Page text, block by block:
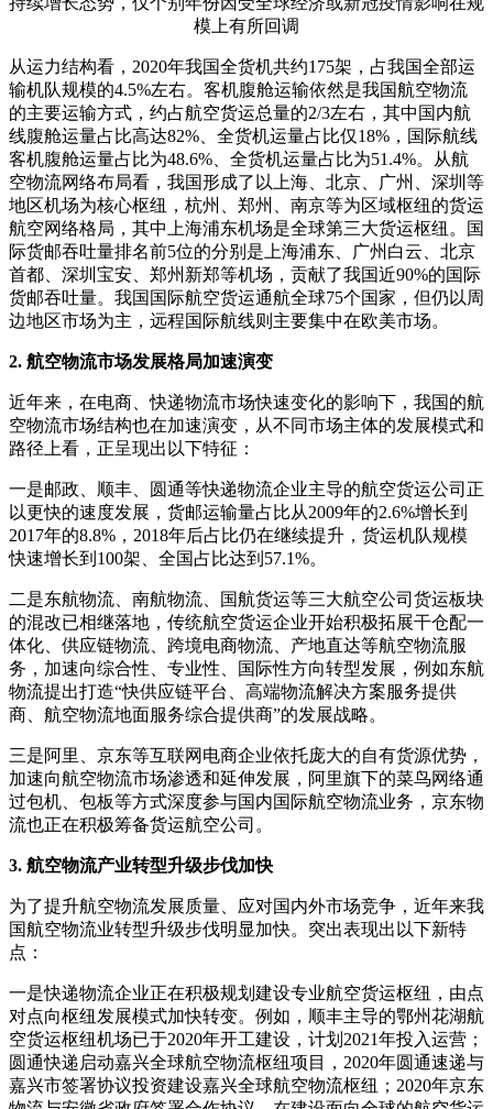
模上有所回调
从运力结构看，2020年我国全货机共约175架，占我国全部运
输机队规模的4.5%左右。 客机腹舱运输依然是我国航空物流
的主要运输方式，约占航空货运总量的2/3左右，其中国内航
线腹舱运量占比高达82%、全货机运量占比仅18%，国际航线
客机腹舱运量占比为48.6%、全货机运量占比为51.4%。
从航
空物流网络布局看，我国形成了以上海、北京、广州、深圳等
地区机场为核心枢纽，杭州、郑州、南京等为区域枢纽的货运
航空网络格局，其中上海浦东机场是全球第三大货运枢纽。
国
际货邮吞吐量排名前5位的分别是上海浦东、广州白云、北京
首都、深圳宝安、郑州新郑等机场，贡献了我国近90%的国际
货邮吞吐量。 我国国际航空货运通航全球75个国家，但仍以周
边地区市场为主，远程国际航线则主要集中在欧美市场。
2. 航空物流市场发展格局加速演变
近年来，在电商、快递物流市场快速变化的影响下，我国的航
空物流市场结构也在加速演变，从不同市场主体的发展模式和
路径上看，正呈现出以下特征：
一是邮政、顺丰、圆通等快递物流企业主导的航空货运公司正
以更快的速度发展，货邮运输量占比从2009年的2.6%增长到
2017年的8.8%，2018年后占比仍在继续提升，货运机队规模
快速增长到100架、全国占比达到57.1%。
二是东航物流、南航物流、国航货运等三大航空公司货运板块
的混改已相继落地，传统航空货运企业开始积极拓展干仓配一
体化、供应链物流、跨境电商物流、产地直达等航空物流服
务，加速向综合性、专业性、国际性方向转型发展，例如东航
物流提出打造“快供应链平台、高端物流解决方案服务提供
商、航空物流地面服务综合提供商”的发展战略。
三是阿里、京东等互联网电商企业依托庞大的自有货源优势，
加速向航空物流市场渗透和延伸发展，阿里旗下的菜鸟网络通
过包机、包板等方式深度参与国内国际航空物流业务，京东物
流也正在积极筹备货运航空公司。
3. 航空物流产业转型升级步伐加快
为了提升航空物流发展质量、应对国内外市场竞争，近年来我
国航空物流业转型升级步伐明显加快。 突出表现出以下新特
点：
一是快递物流企业正在积极规划建设专业航空货运枢纽，由点
对点向枢纽发展模式加快转变。 例如，顺丰主导的鄂州花湖航
空货运枢纽机场已于2020年开工建设，计划2021年投入运营；
圆通快递启动嘉兴全球航空物流枢纽项目，2020年圆通速递与
嘉兴市签署协议投资建设嘉兴全球航空物流枢纽； 2020年京东